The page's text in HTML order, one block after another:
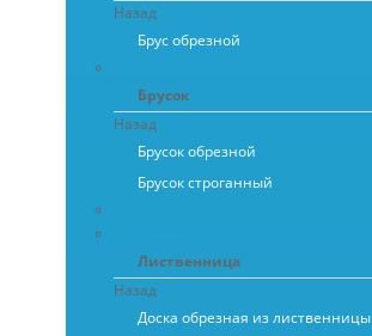
Назад
Брус обрезной
Брусок
Назад
Брусок обрезной
Брусок строганный
Лиственница
Назад
Доска обрезная из лиственницы